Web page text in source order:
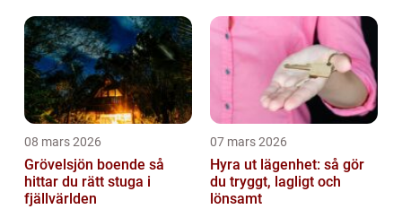
08 mars 2026
Grövelsjön boende så
hittar du rätt stuga i
fjällvärlden
07 mars 2026
Hyra ut lägenhet: så gör
du tryggt, lagligt och
lönsamt